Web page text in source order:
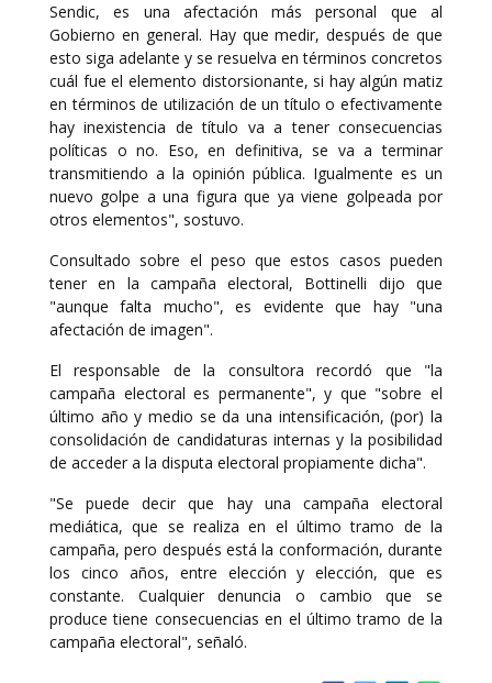
Sendic, es una afectación más personal que al
Gobierno en general. Hay que medir, después de que
esto siga adelante y se resuelva en términos concretos
cuál fue el elemento distorsionante, si hay algún matiz
en términos de utilización de un título o efectivamente
hay inexistencia de título va a tener consecuencias
políticas o no. Eso, en definitiva, se va a terminar
transmitiendo a la opinión pública. Igualmente es un
nuevo golpe a una figura que ya viene golpeada por
otros elementos", sostuvo.
Consultado sobre el peso que estos casos pueden
tener en la campaña electoral, Bottinelli dijo que
"aunque falta mucho", es evidente que hay "una
afectación de imagen".
El responsable de la consultora recordó que "la
campaña electoral es permanente", y que "sobre el
último año y medio se da una intensificación, (por) la
consolidación de candidaturas internas y la posibilidad
de acceder a la disputa electoral propiamente dicha".
"Se puede decir que hay una campaña electoral
mediática, que se realiza en el último tramo de la
campaña, pero después está la conformación, durante
los cinco años, entre elección y elección, que es
constante. Cualquier denuncia o cambio que se
produce tiene consecuencias en el último tramo de la
campaña electoral", señaló.